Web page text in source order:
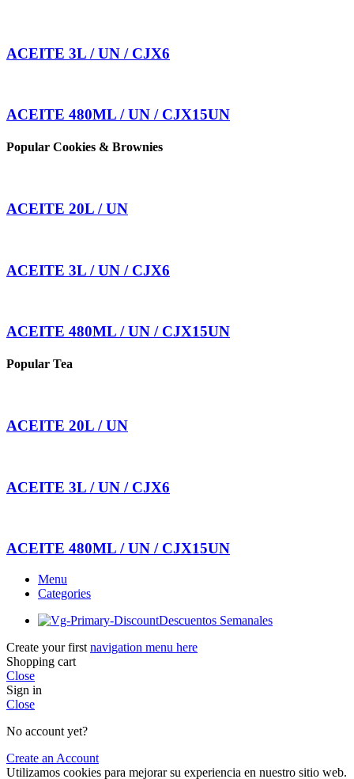
ACEITE 3L / UN / CJX6
ACEITE 480ML / UN / CJX15UN
Popular Cookies & Brownies
ACEITE 20L / UN
ACEITE 3L / UN / CJX6
ACEITE 480ML / UN / CJX15UN
Popular Tea
ACEITE 20L / UN
ACEITE 3L / UN / CJX6
ACEITE 480ML / UN / CJX15UN
Menu
Categories
Descuentos Semanales
Create your first navigation menu here
Shopping cart
Close
Sign in
Close
No account yet?
Create an Account
Utilizamos cookies para mejorar su experiencia en nuestro sitio web.